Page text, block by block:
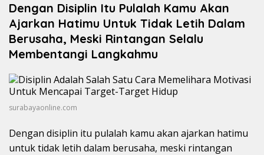
Dengan Disiplin Itu Pulalah Kamu Akan
Ajarkan Hatimu Untuk Tidak Letih Dalam
Berusaha, Meski Rintangan Selalu
Membentangi Langkahmu
surabayaonline.com
Dengan disiplin itu pulalah kamu akan ajarkan hatimu
untuk tidak letih dalam berusaha, meski rintangan